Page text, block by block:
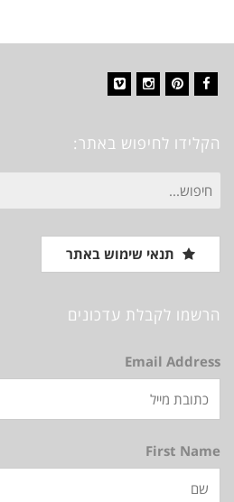
הקלידו לחיפוש באתר:
חיפוש
עבור:
תנאי שימוש באתר
הרשמו לקבלת עדכונים
Email Address
First Name